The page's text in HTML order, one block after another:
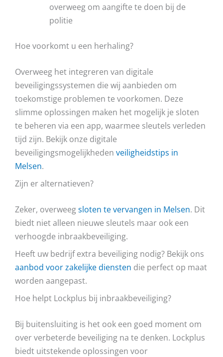
overweeg om aangifte te doen bij de
politie
Hoe voorkomt u een herhaling?
Overweeg het integreren van digitale
beveiligingssystemen die wij aanbieden om
toekomstige problemen te voorkomen. Deze
slimme oplossingen maken het mogelijk je sloten
te beheren via een app, waarmee sleutels verleden
tijd zijn. Bekijk onze digitale
beveiligingsmogelijkheden veiligheidstips in
Melsen.
Zijn er alternatieven?
Zeker, overweegsloten te vervangen in Melsen. Dit
biedt niet alleen nieuwe sleutels maar ook een
verhoogde inbraakbeveiliging.
Heeft uw bedrijf extra beveiliging nodig? Bekijk ons
aanbod voor zakelijke diensten die perfect op maat
worden aangepast.
Hoe helpt Lockplus bij inbraakbeveiliging?
Bij buitensluiting is het ook een goed moment om
over verbeterde beveiliging na te denken. Lockplus
biedt uitstekende oplossingen voor